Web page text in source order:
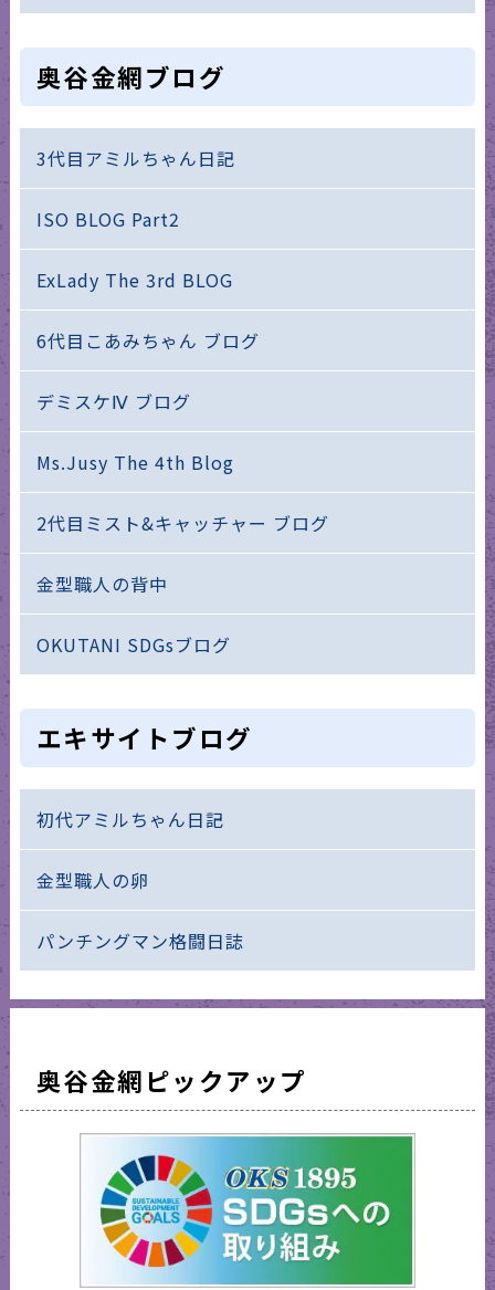
奥谷金網ブログ
3代目アミルちゃん日記
ISO BLOG Part2
ExLady The 3rd BLOG
6代目こあみちゃん ブログ
デミスケⅣ ブログ
Ms.Jusy The 4th Blog
2代目ミスト&キャッチャー ブログ
金型職人の背中
OKUTANI SDGsブログ
エキサイトブログ
初代アミルちゃん日記
金型職人の卵
パンチングマン格闘日誌
奥谷金網ピックアップ